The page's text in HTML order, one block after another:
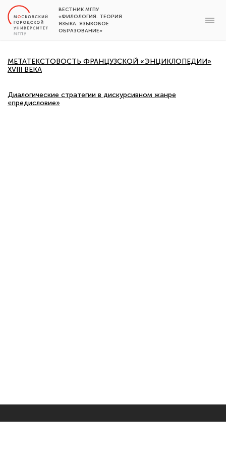
ВЕСТНИК МГПУ
«ФИЛОЛОГИЯ. ТЕОРИЯ
ЯЗЫКА. ЯЗЫКОВОЕ
ОБРАЗОВАНИЕ»
МЕТАТЕКСТОВОСТЬ ФРАНЦУЗСКОЙ «ЭНЦИКЛОПЕДИИ»
XVIII ВЕКА
Диалогические стратегии в дискурсивном жанре
«предисловие»